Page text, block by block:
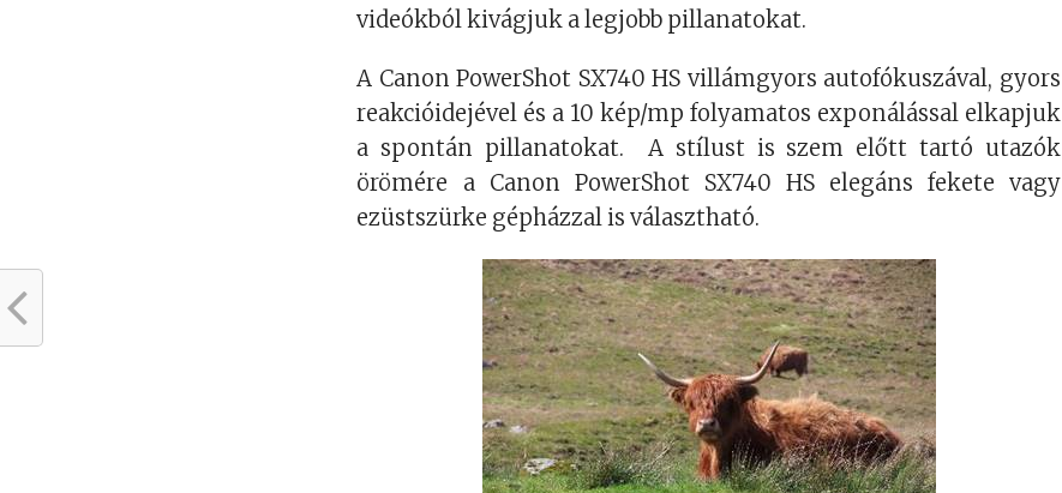
videókból kivágjuk a legjobb pillanatokat.
A Canon PowerShot SX740 HS villámgyors autofókuszával, gyors
reakcióidejével és a 10 kép/mp folyamatos exponálással elkapjuk
a spontán pillanatokat. A stílust is szem előtt tartó utazók
örömére a Canon PowerShot SX740 HS elegáns fekete vagy
ezüstszürke gépházzal is választható.